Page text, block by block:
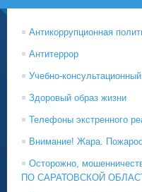
Антикоррупционная
Антитеррор
Учебно-
Здоровый образ жизни
Телефоны экстренного
Внимание! Жара.
Осторожно,
ПО САРАТОВСКОЙ